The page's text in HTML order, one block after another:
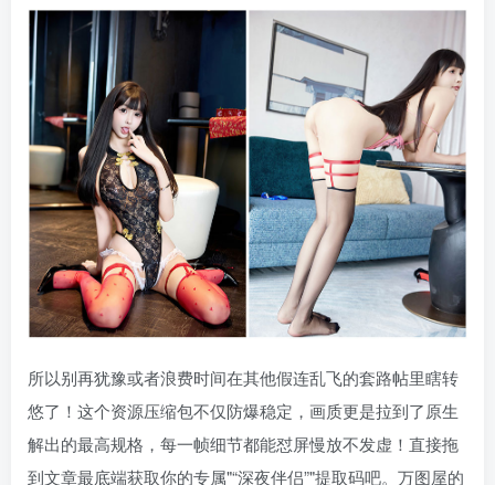
所以别再犹豫或者浪费时间在其他假连乱飞的套路帖里瞎转
悠了！这个资源压缩包不仅防爆稳定，画质更是拉到了原生
解出的最高规格，每一帧细节都能怼屏慢放不发虚！直接拖
到文章最底端获取你的专属 “深夜伴侣” 提取码吧。万图屋的